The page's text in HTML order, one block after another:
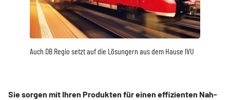
Auch DB Regio setzt auf die Lösungern aus dem Hause IVU
Sie sorgen mit Ihren Produkten für einen effizienten Nah-